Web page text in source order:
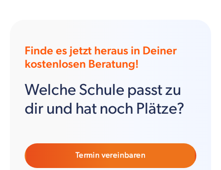
Finde es jetzt heraus in Deiner
kostenlosen Beratung!
Welche Schule passt zu
dir und hat noch Plätze?
Termin vereinbaren